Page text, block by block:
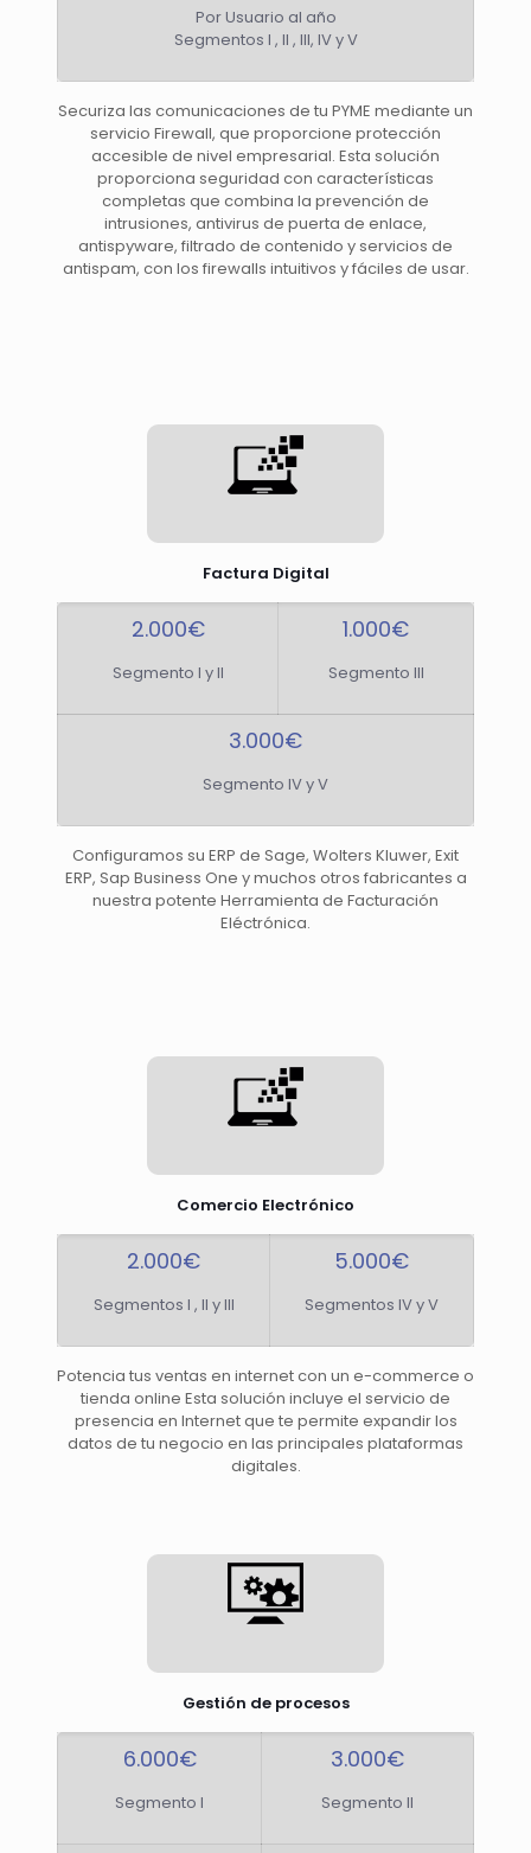
Por Usuario al año
Segmentos I , II , III, IV y V
Securiza las comunicaciones de tu PYME mediante un
servicio Firewall, que proporcione protección
accesible de nivel empresarial. Esta solución
proporciona seguridad con características
completas que combina la prevención de
intrusiones, antivirus de puerta de enlace,
antispyware, filtrado de contenido y servicios de
antispam, con los firewalls intuitivos y fáciles de usar.
Factura Digital
2.000€
Segmento I y II
1.000€
Segmento III
3.000€
Segmento IV y V
Configuramos su ERP de Sage, Wolters Kluwer, Exit
ERP, Sap Business One y muchos otros fabricantes a
nuestra potente Herramienta de Facturación
Eléctrónica.
Comercio Electrónico
2.000€
Segmentos I , II y III
5.000€
Segmentos IV y V
Potencia tus ventas en internet con un e-commerce o
tienda online Esta solución incluye el servicio de
presencia en Internet que te permite expandir los
datos de tu negocio en las principales plataformas
digitales.
Gestión de procesos
6.000€
Segmento I
3.000€
Segmento II